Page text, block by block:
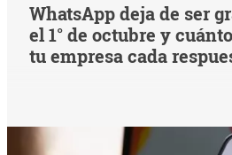
WhatsApp deja de ser
el 1° de octubre y
tu empresa cada